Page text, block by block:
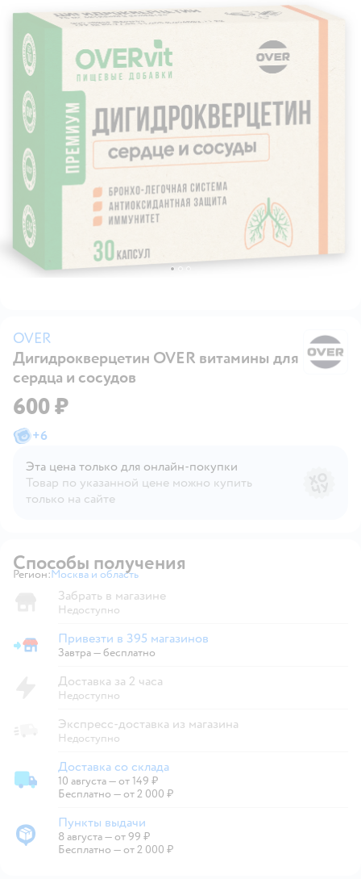
OVER
Дигидрокверцетин OVER витамины для
сердца и сосудов
600 ₽
+6
Эта цена только для онлайн‑покупки
Товар по указанной цене можно купить
только на сайте
Способы получения
Регион: Выбор адреса доставки.
Москва и область
Забрать в магазине
Недоступно
Привезти в магазин
Привезти в 395 магазинов
Завтра—бесплатно
Доставка за 2 часа
Недоступно
Экспресс-доставка из магазина
Недоступно
Доставка со склада
Доставка со склада
10 августа—от 149 ₽
Бесплатно — от 2 000 ₽
Пункты выдачи
Пункты выдачи
8 августа—от 99 ₽
Бесплатно — от 2 000 ₽